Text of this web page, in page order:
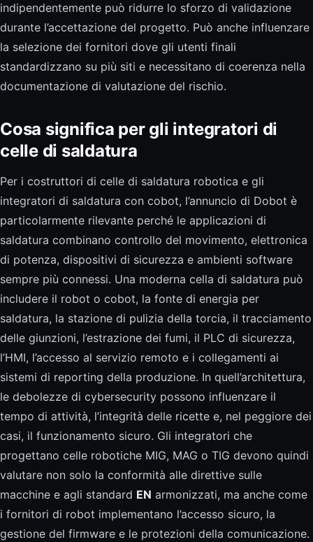
indipendentemente può ridurre lo sforzo di validazione
durante l’accettazione del progetto. Può anche influenzare
la selezione dei fornitori dove gli utenti finali
standardizzano su più siti e necessitano di coerenza nella
documentazione di valutazione del rischio.
Cosa significa per gli integratori di
celle di saldatura
Per i costruttori di celle di saldatura robotica e gli
integratori di saldatura con cobot, l’annuncio di Dobot è
particolarmente rilevante perché le applicazioni di
saldatura combinano controllo del movimento, elettronica
di potenza, dispositivi di sicurezza e ambienti software
sempre più connessi. Una moderna cella di saldatura può
includere il robot o cobot, la fonte di energia per
saldatura, la stazione di pulizia della torcia, il tracciamento
delle giunzioni, l’estrazione dei fumi, il PLC di sicurezza,
l’HMI, l’accesso al servizio remoto e i collegamenti ai
sistemi di reporting della produzione. In quell’architettura,
le debolezze di cybersecurity possono influenzare il
tempo di attività, l’integrità delle ricette e, nel peggiore dei
casi, il funzionamento sicuro. Gli integratori che
progettano celle robotiche MIG, MAG o TIG devono quindi
valutare non solo la conformità alle direttive sulle
macchine e agli standard EN armonizzati, ma anche come
i fornitori di robot implementano l’accesso sicuro, la
gestione del firmware e le protezioni della comunicazione.